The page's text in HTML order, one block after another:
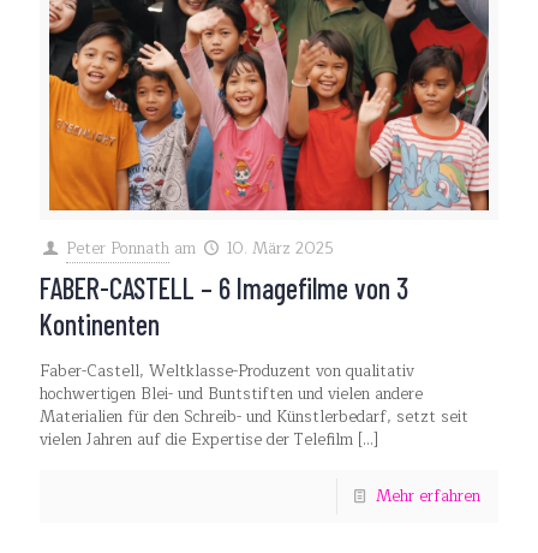
Peter Ponnath am 10. März 2025
FABER-CASTELL – 6 Imagefilme von 3
Kontinenten
Faber-Castell, Weltklasse-Produzent von qualitativ
hochwertigen Blei- und Buntstiften und vielen andere
Materialien für den Schreib- und Künstlerbedarf, setzt seit
vielen Jahren auf die Expertise der Telefilm […]
Mehr erfahren